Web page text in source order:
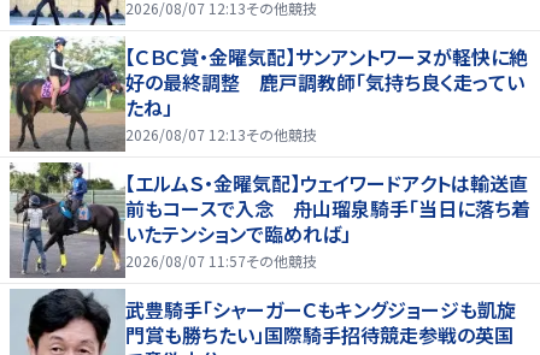
2026/08/07 12:13その他競技
【ＣＢＣ賞・金曜気配】サンアントワーヌが軽快に絶
好の最終調整 鹿戸調教師「気持ち良く走ってい
たね」
2026/08/07 12:13その他競技
【エルムＳ・金曜気配】ウェイワードアクトは輸送直
前もコースで入念 舟山瑠泉騎手「当日に落ち着
いたテンションで臨めれば」
2026/08/07 11:57その他競技
武豊騎手「シャーガーＣもキングジョージも凱旋
門賞も勝ちたい」国際騎手招待競走参戦の英国